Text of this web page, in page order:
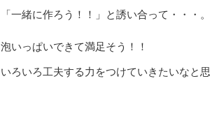
「一緒に作ろう！！」と誘い合って・・・。
泡いっぱいできて満足そう！！
いろいろ工夫する力をつけていきたいなと